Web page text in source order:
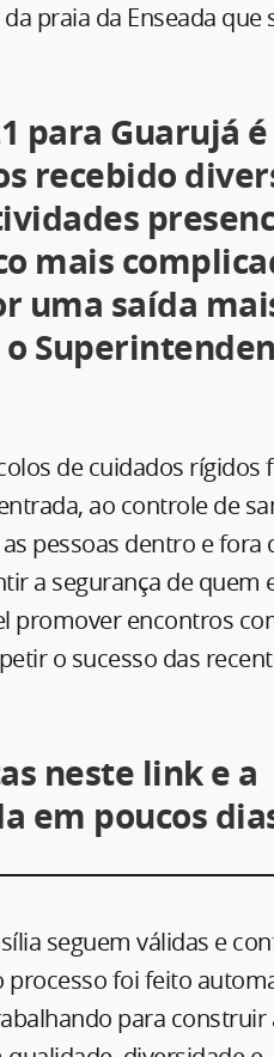
praia da Enseada que
para Guarujá
recebido
mais
uma saída
de cuidados rígidos
ao controle de
pessoas dentro e fora
a segurança de quem
promover encontros
o sucesso das
neste link e a
em poucos
seguem válidas e
processo foi feito
para construir